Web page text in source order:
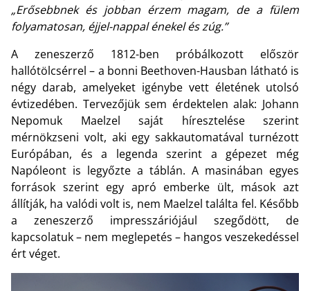
„Erősebbnek és jobban érzem magam, de a fülem
folyamatosan, éjjel-nappal énekel és zúg.”
A zeneszerző 1812-ben próbálkozott először
hallótölcsérrel – a bonni Beethoven-Hausban látható is
négy darab, amelyeket igénybe vett életének utolsó
évtizedében. Tervezőjük sem érdektelen alak: Johann
Nepomuk Maelzel saját híresztelése szerint
mérnökzseni volt, aki egy sakkautomatával turnézott
Európában, és a legenda szerint a gépezet még
Napóleont is legyőzte a táblán. A masinában egyes
források szerint egy apró emberke ült, mások azt
állítják, ha valódi volt is, nem Maelzel találta fel. Később
a zeneszerző impresszáriójául szegődött, de
kapcsolatuk – nem meglepetés – hangos veszekedéssel
ért véget.